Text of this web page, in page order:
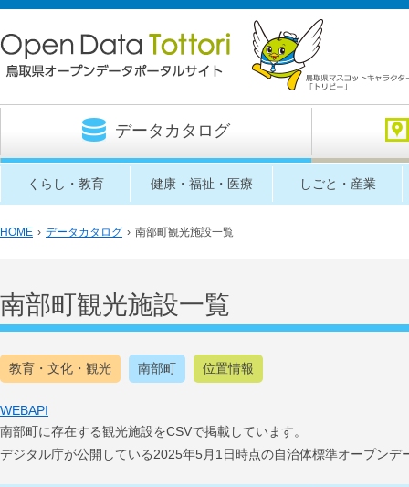
データカタログ
くらし・教育 健康・福祉・医療 しごと・産業
HOME › データカタログ › 南部町観光施設一覧
南部町観光施設一覧
教育・文化・観光 南部町 位置情報
WEBAPI
南部町に存在する観光施設をCSVで掲載しています。
デジタル庁が公開している2025年5月1日時点の自治体標準オープン